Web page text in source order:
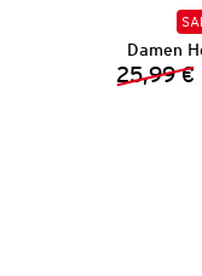
Damen
25,99 €